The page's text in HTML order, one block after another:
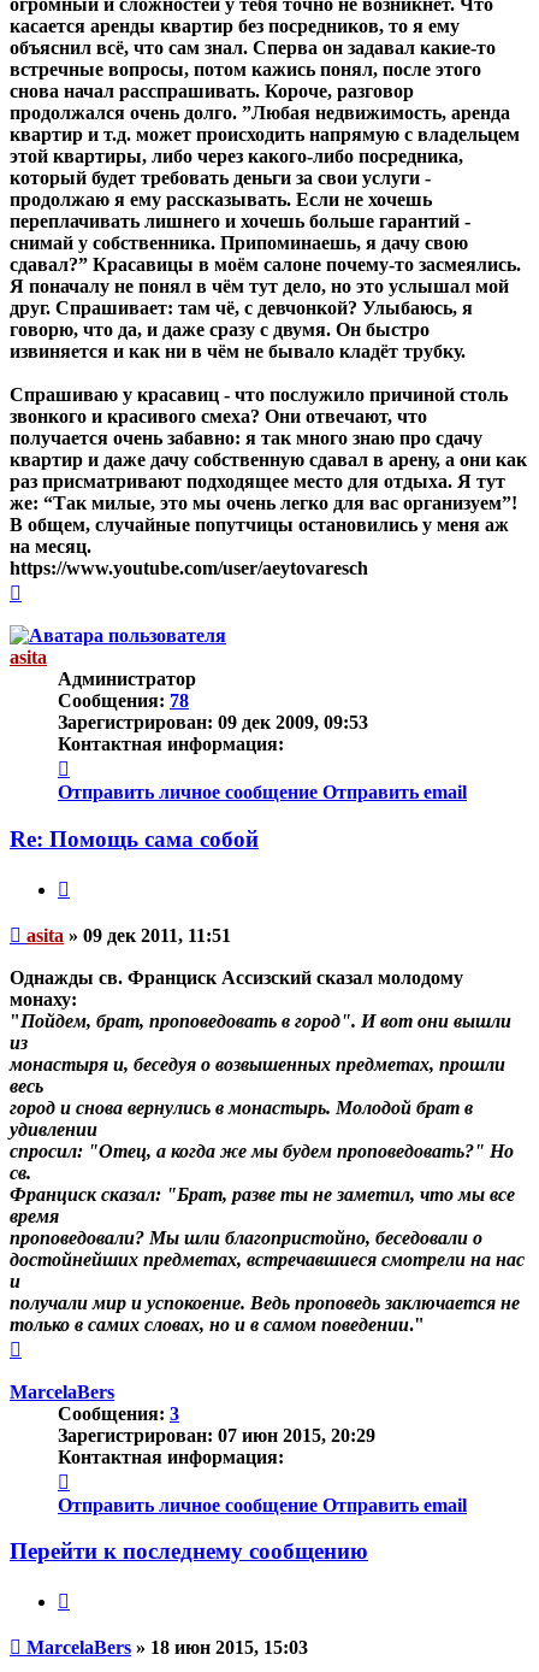
огромный и сложностей у тебя точно не возникнет. Что
касается аренды квартир без посредников, то я ему
объяснил всё, что сам знал. Сперва он задавал какие-то
встречные вопросы, потом кажись понял, после этого
снова начал расспрашивать. Короче, разговор
продолжался очень долго. ”Любая недвижимость, аренда
квартир и т.д. может происходить напрямую с владельцем
этой квартиры, либо через какого-либо посредника,
который будет требовать деньги за свои услуги -
продолжаю я ему рассказывать. Если не хочешь
переплачивать лишнего и хочешь больше гарантий -
снимай у собственника. Припоминаешь, я дачу свою
сдавал?” Красавицы в моём салоне почему-то засмеялись.
Я поначалу не понял в чём тут дело, но это услышал мой
друг. Спрашивает: там чё, с девчонкой? Улыбаюсь, я
говорю, что да, и даже сразу с двумя. Он быстро
извиняется и как ни в чём не бывало кладёт трубку.
Спрашиваю у красавиц - что послужило причиной столь
звонкого и красивого смеха? Они отвечают, что
получается очень забавно: я так много знаю про сдачу
квартир и даже дачу собственную сдавал в арену, а они как
раз присматривают подходящее место для отдыха. Я тут
же: “Так милые, это мы очень легко для вас организуем”!
В общем, случайные попутчицы остановились у меня аж
на месяц.
https://www.youtube.com/user/aeytovaresch
началу
asita
Администратор
Сообщения: 78
Зарегистрирован: 09 дек 2009, 09:53
Контактная информация:
информация
пользователя
Отправить личное сообщение Отправить email
Re: Помощь сама собой
Непрочитанное
сообщение
asita » 09 дек 2011, 11:51
Однажды св. Франциск Ассизский сказал молодому
монаху:
"Пойдем, брат, проповедовать в город". И вот они вышли
из
монастыря и, беседуя о возвышенных предметах, прошли
весь
город и снова вернулись в монастырь. Молодой брат в
удивлении
спросил: "Отец, а когда же мы будем проповедовать?" Но
св.
Франциск сказал: "Брат, разве ты не заметил, что мы все
время
проповедовали? Мы шли благопристойно, беседовали о
достойнейших предметах, встречавшиеся смотрели на нас
и
получали мир и успокоение. Ведь проповедь заключается не
только в самих словах, но и в самом поведении."
началу
MarcelaBers
Сообщения: 3
Зарегистрирован: 07 июн 2015, 20:29
Контактная информация:
информация
пользователя
MarcelaBers
Отправить личное сообщение Отправить email
Перейти к последнему сообщению
Непрочитанное
MarcelaBers » 18 июн 2015, 15:03